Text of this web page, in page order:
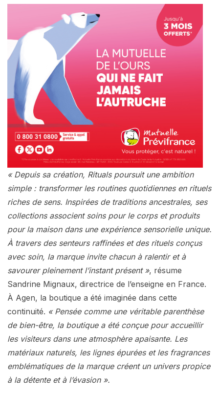
« Depuis sa création, Rituals poursuit une ambition
simple : transformer les routines quotidiennes en rituels
riches de sens. Inspirées de traditions ancestrales, ses
collections associent soins pour le corps et produits
pour la maison dans une expérience sensorielle unique.
À travers des senteurs raffinées et des rituels conçus
avec soin, la marque invite chacun à ralentir et à
savourer pleinement l’instant présent », résume
Sandrine Mignaux, directrice de l’enseigne en France.
À Agen, la boutique a été imaginée dans cette
continuité. « Pensée comme une véritable parenthèse
de bien-être, la boutique a été conçue pour accueillir
les visiteurs dans une atmosphère apaisante. Les
matériaux naturels, les lignes épurées et les fragrances
emblématiques de la marque créent un univers propice
à la détente et à l’évasion ».